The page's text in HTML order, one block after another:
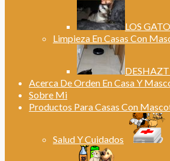
LOS
Limpieza En Casas Con
Acerca De Orden En Casa Y
Sobre Mi
Productos Para Casas Con
Salud Y Cuidados